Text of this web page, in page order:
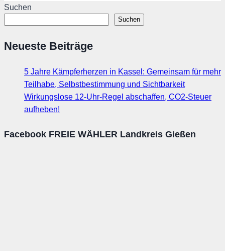
Suchen
Suchen
Neueste Beiträge
5 Jahre Kämpferherzen in Kassel: Gemeinsam für mehr
Teilhabe, Selbstbestimmung und Sichtbarkeit
Wirkungslose 12-Uhr-Regel abschaffen, CO2-Steuer
aufheben!
Facebook FREIE WÄHLER Landkreis Gießen